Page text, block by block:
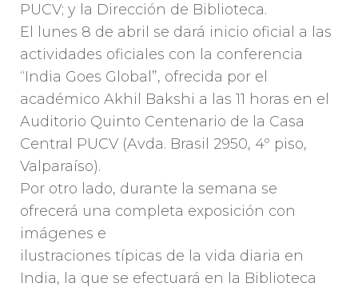
PUCV; y la Dirección de Biblioteca.
El lunes 8 de abril se dará inicio oficial a las
actividades oficiales con la conferencia
“India Goes Global”, ofrecida por el
académico Akhil Bakshi a las 11 horas en el
Auditorio Quinto Centenario de la Casa
Central PUCV (Avda. Brasil 2950, 4º piso,
Valparaíso).
Por otro lado, durante la semana se
ofrecerá una completa exposición con
imágenes e
ilustraciones típicas de la vida diaria en
India, la que se efectuará en la Biblioteca